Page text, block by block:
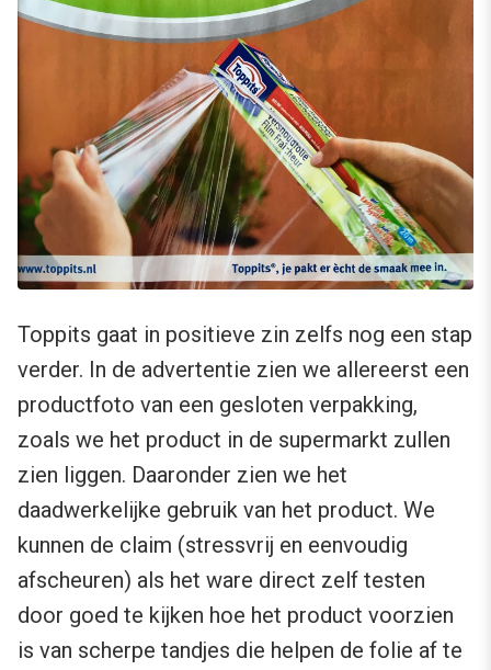
Toppits gaat in positieve zin zelfs nog een stap
verder. In de advertentie zien we allereerst een
productfoto van een gesloten verpakking,
zoals we het product in de supermarkt zullen
zien liggen. Daaronder zien we het
daadwerkelijke gebruik van het product. We
kunnen de claim (stressvrij en eenvoudig
afscheuren) als het ware direct zelf testen
door goed te kijken hoe het product voorzien
is van scherpe tandjes die helpen de folie af te